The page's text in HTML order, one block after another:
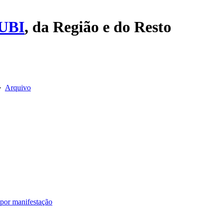
, da Região e do Resto
Arquivo
manifestação